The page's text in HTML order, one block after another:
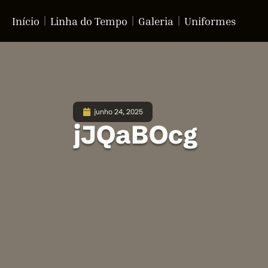
Início Linha do Tempo Galeria Uniformes
junho 24, 2025
jJQaBOcg